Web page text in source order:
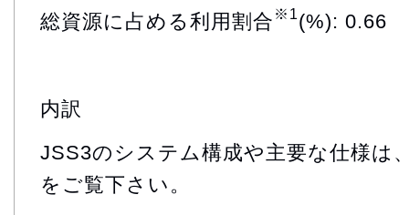
総資源に占める利用割合 ※1(%): 0.66
内訳
JSS3のシステム構成や主要な仕様は
をご覧下さい。